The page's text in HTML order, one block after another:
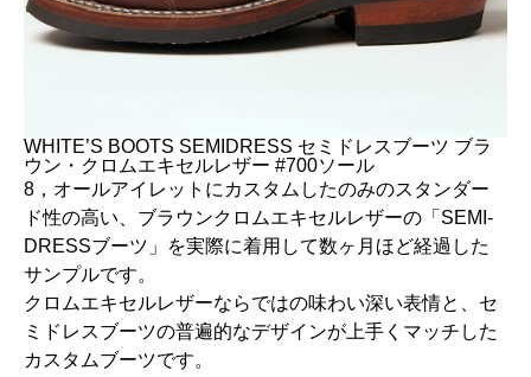
WHITE’S BOOTS SEMIDRESS セミドレスブーツ ブラ
ウン・クロムエキセルレザー #700ソール
8，オールアイレットにカスタムしたのみのスタンダー
ド性の高い、ブラウンクロムエキセルレザーの「SEMI-
DRESSブーツ」を実際に着用して数ヶ月ほど経過した
サンプルです。
クロムエキセルレザーならではの味わい深い表情と、セ
ミドレスブーツの普遍的なデザインが上手くマッチした
カスタムブーツです。